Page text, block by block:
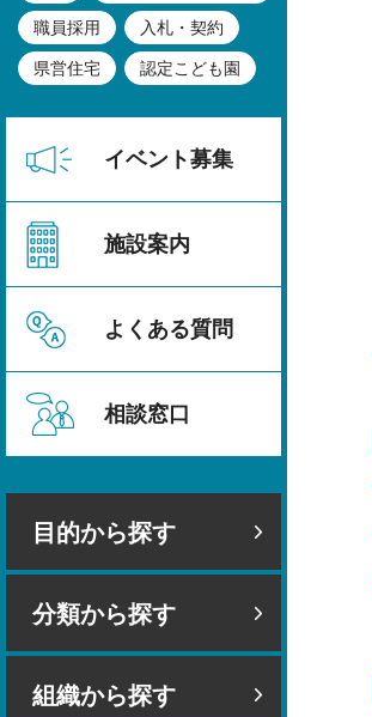
職員採用 入札・契約
県営住宅 認定こども園
イベント募集
施設案内
よくある質問
相談窓口
目的から探す
分類から探す
組織から探す